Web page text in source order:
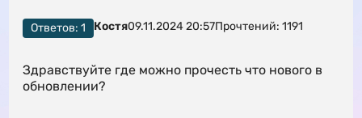
Ответов: 1 Костя09.11.2024 20:57Прочтений: 1191
Здравствуйте где можно прочесть что нового в
обновлении?